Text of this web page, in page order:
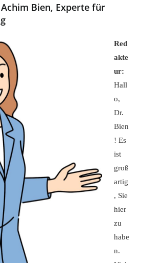
Bien, Experte für
Red
akte
ur:
Hall
o,
Dr.
Bien
! Es
ist
groß
artig
, Sie
hier
zu
habe
n.